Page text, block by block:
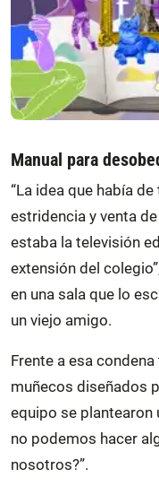
Manual para
“La idea que había
estridencia y venta
estaba la televisión
extensión del
en una sala que lo
un viejo amigo.
Frente a esa
muñecos diseñados
equipo se plantearon
no podemos hacer
nosotros?”.